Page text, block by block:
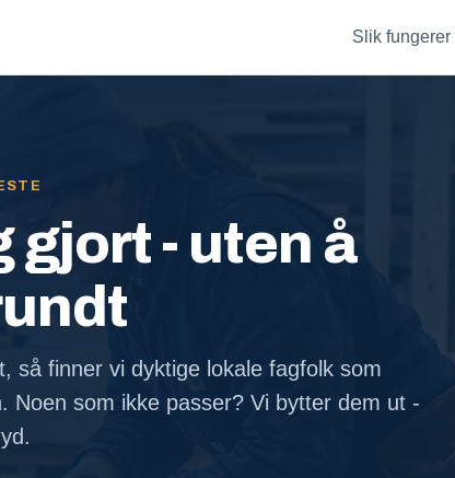
Slik fungerer
gjort - uten å
så finner vi dyktige lokale fagfolk som
Noen som ikke passer? Vi bytter dem ut -